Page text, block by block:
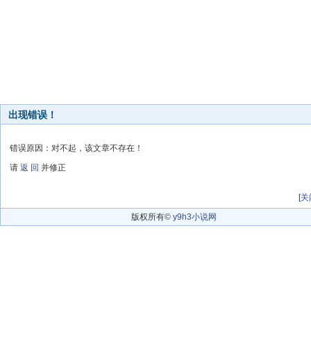
出现错误！
错误原因：对不起，该文章不存在！
请 返 回 并修正
[关
版权所有© y9h3小说网